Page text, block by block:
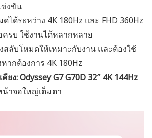
ข่งขัน
ได้ระหว่าง 4K 180Hz และ FHD 360Hz
รบ ใช้งานได้หลากหลาย
สลับโหมดให้เหมาะกับงาน และต้องใช้
ากต้องการ 4K 180Hz
คียง:Odyssey G7 G70D 32″ 4K 144Hz
าจอใหญ่เต็มตา